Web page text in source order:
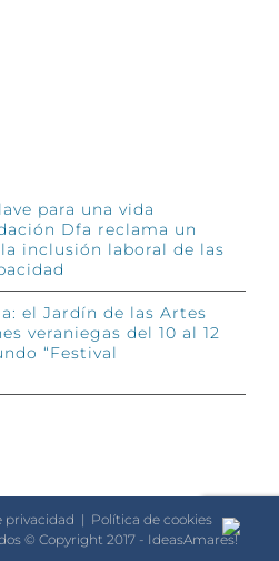
para una vida
Dfa reclama un
inclusión laboral de las
el Jardín de las Artes
veraniegas del 10 al 12
“Festival
privacidad | Política de cookies
© Copyright 2017 - IdeasAmares!